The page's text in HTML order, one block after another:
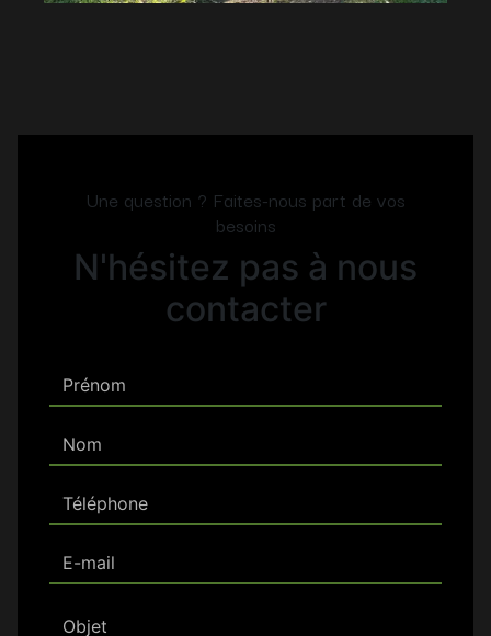
Une question ? Faites-nous part de vos
besoins
N'hésitez pas à nous
contacter